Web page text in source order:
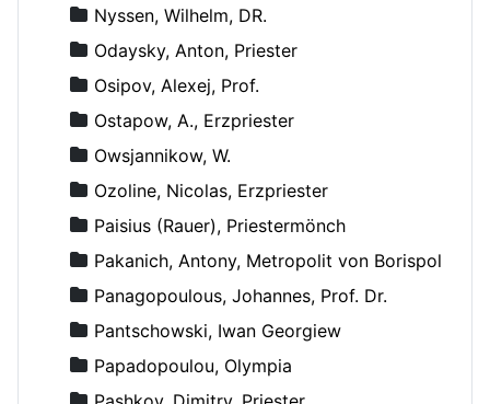
Nyssen, Wilhelm, DR.
Odaysky, Anton, Priester
Osipov, Alexej, Prof.
Ostapow, A., Erzpriester
Owsjannikow, W.
Ozoline, Nicolas, Erzpriester
Paisius (Rauer), Priestermönch
Pakanich, Antony, Metropolit von Borispol
Panagopoulous, Johannes, Prof. Dr.
Pantschowski, Iwan Georgiew
Papadopoulou, Olympia